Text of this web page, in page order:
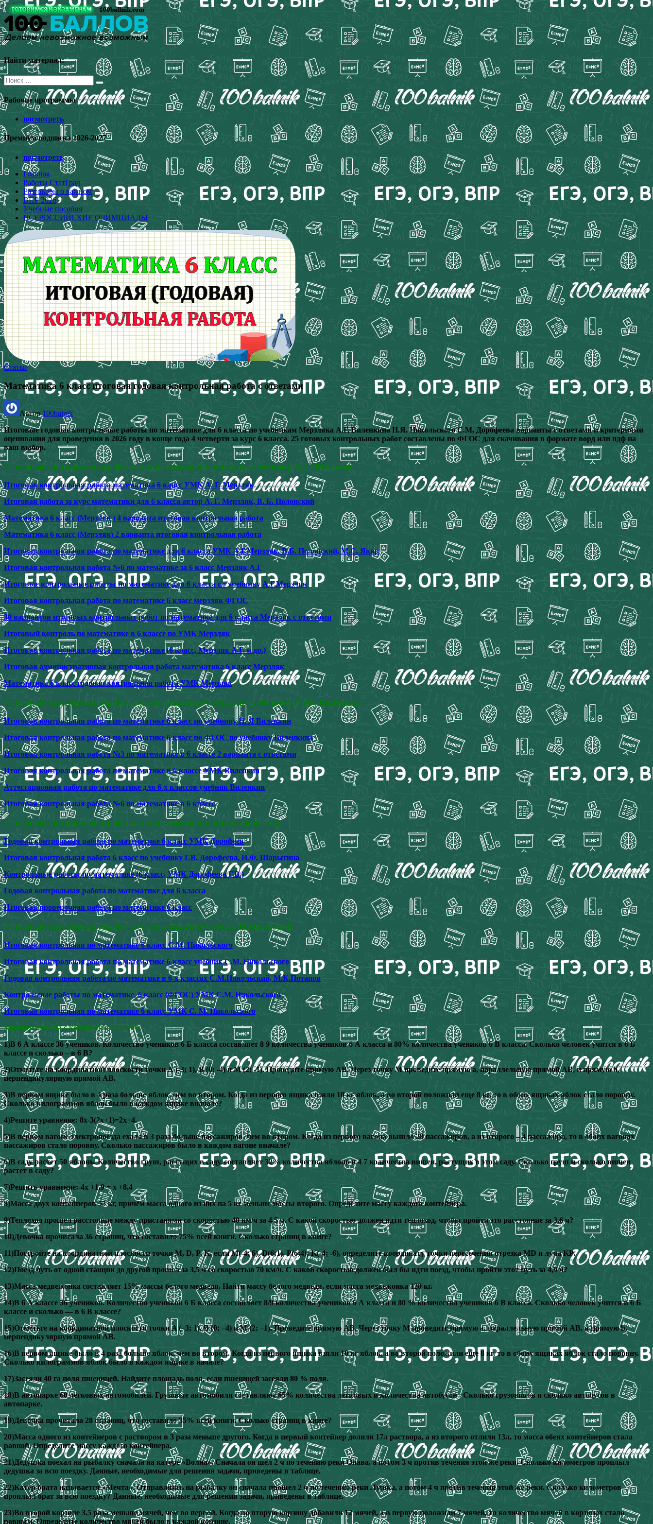
Перейти
к
содержимому
Найти материал:
Поиск
для:
Рабочие программы
посмотреть
Премиум подписка 2026-2027
посмотреть
Главная
Работы СтатГрад
Разговоры о важном
ВПР 2026
Учебные пособия
ВСЕРОССИЙСКИЕ ОЛИМПИАДЫ
Статьи
Математика 6 класс итоговая годовая контрольная работа с ответами
Автор100balnik
Итоговые годовые контрольные работы по математике для 6 класса по учебникам Мерзляка А.Г, Виленкина Н.Я, Никольского С.М, Дорофеева варианты с ответами и критериями
оценивания для проведения в 2026 году в конце года 4 четверти за курс 6 класса. 25 готовых контрольных работ составлены по ФГОС для скачивания в формате ворд или пдф на
ваш выбор.
Итоговые контрольные работы по математике 6 класс по учебнику А. Г. Мерзляк
Итоговая контрольная работа математика 6 класс УМК А. Г. Мерзляк
Итоговая работа за курс математики для 6 класса автор А. Г. Мерзляк, В. Б. Полонский
Математика 6 класс (Мерзляк ) 4 варианта итоговая контрольная работа
Математика 6 класс (Мерзляк) 2 варианта итоговая контрольная работа
Итоговая контрольная работа по математике для 6 класса УМК А.Г.Мерзляк, В.Б. Полонский, М.С. Якир
Итоговая контрольная работа №6 по математике за 6 класс Мерзляк А.Г
Итоговые контрольные работы по математике для 6 класса по учебнику А.Г.Мерзляк
Итоговая контрольная работа по математике 6 класс мерзляк ФГОС
30 вариантов итоговых контрольных работ по математике для 6 класса Мерзляк с ответами
Итоговый контроль по математике в 6 классе по УМК Мерзляк
Итоговая контрольная работа по математике (6 класс, Мерзляк А.Г. и др.)
Итоговая административная контрольная работа математика 6 класс Мерзляк
Математика 6 класс годовая контрольная работа УМК Мерзляк
Итоговые контрольные работы по математике 6 класс по учебнику УМК Виленкин
Итоговая контрольная работа по математике 6 класс по учебнику Н. Я Виленкин
Итоговая контрольная работа по математике 6 класс по ФГОС по учебнику Виленкина
Итоговая контрольная работа №3 по математике в 6 классе 2 варианта с ответами
Итоговая контрольная работа по математике в 6 классе УМК Виленкин
Аттестационная работа по математике для 6-х классов учебник Виленкин
Итоговая контрольная работа №6 по математике в 6 классе
Итоговые контрольные работы по математике 6 класс Дорофеев
Годовая контрольная работа по математике 6 класс УМК Дорофеев
Итоговая контрольная работа 6 класс по учебнику Г.В. Дорофеева, И.Ф. Шарыгина
Контрольные работы по математике (6 класс, УМК Дорофеева Г.В.)
Годовая контрольная работа по математике для 6 класса
Итоговая проверочная работа по математике 6 класс
Итоговые контрольные работы по математике 6 класс Никольский
Итоговая контрольная по математике 6 класс С.М. Никольского
Итоговая контрольная работа по математике 6 класс учебник С.М. Никольского
Годовая контрольная работа по математике в 6-х классах С.М.Никольский, М.К.Потапов
Контрольные работы по математике, 6 класс (ФГОС) УМК С.М. Никольского
Итоговая контрольная по математике 6 класс УМК С. М. Никольского
Задачи и ответы с контрольных работ:
1)В 6 А классе 36 учеников. Количество учеников 6 Б класса составляет 8 9 количества учеников 6 А класса и 80% количества учеников 6 В класса. Сколько человек учится в 6 Б
классе и сколько – в 6 В?
2)Отметьте на координатной плоскости точки А (-3; 1), В (0; -4) и М (2; -1). Проведите прямую АВ. Через точку М проведите прямую а, параллельную прямой АВ, и прямую b,
перпендикулярную прямой АВ.
3)В первом ящике было в 4 раза больше яблок, чем во втором. Когда из первого ящика взяли 10 кг яблок, а во второй положили еще 8 кг, то в обоих ящиках яблок стало поровну.
Сколько килограммов яблок было в каждом ящике вначале?
4)Решите уравнение: 8х-3(2х+1)=2х+4.
5)В первом вагоне электропоезда ехало в 3 раза больше пассажиров, чем во втором. Когда из первого вагона вышло 28 пассажиров, а из второго – 4 пассажира, то в обоих вагонах
пассажиров стало поровну. Сколько пассажиров было в каждом вагоне вначале?
6)В саду растет 50 яблонь. Количество груш, растущих в саду, составляет 32% количества яблонь и 4 7 количества вишен, растущих в этом саду. Сколько груш и сколько вишен
растет в саду?
7)Решить уравнение:-4х +1,9 = х +8,4
8)Масса двух контейнеров 55 кг, причём масса одного из них на 5 кг меньше массы второго. Определите массу каждого контейнера.
9)Теплоход прошел расстояние между пристанями со скоростью 40 км/ч за 4,5 ч. С какой скоростью должен идти теплоход, чтобы пройти это расстояние за 3,6 ч?
10)Девочка прочитала 36 страниц, что составило 75% всей книги. Сколько страниц в книге?
11)Постройте на координатной плоскости точки M, D, P, K, если M(-4; 6), D(6;1), P(6;4); K(-4; -6), определите координату точки пересечения отрезка MD и луча KP.
12)Поезд путь от одной станции до другой прошел за 3,5 ч со скоростью 70 км/ч. С какой скоростью должен был бы идти поезд, чтобы пройти этот путь за 4,9 ч?
13)Масса медвежонка составляет 15% массы белого медведя. Найти массу белого медведя, если масса медвежонка 120 кг.
14)В 6 А классе 36 учеников. Количество учеников 6 Б класса составляет 8/9 количества учеников 6 А класса и 80 % количества учеников 6 В класса. Сколько человек учится в 6 Б
классе и сколько — в 6 В классе?
15)Отметьте на координатной плоскости точки A (–3; 1), B (0; –4) и M (2; –1). Проведите прямую AB. Через точку M проведите прямую а, параллельную прямой AB, и прямую b,
перпендикулярную прямой AB.
16)В первом ящике было в 4 раза больше яблок, чем во втором. Когда из первого ящика взяли 10 кг яблок, а во второй положили еще 8 кг, то в обоих ящиках яблок стало поровну.
Сколько килограммов яблок было в каждом ящике в начале?
17)Засеяли 40 га поля пшеницей. Найдите площадь поля, если пшеницей засеяли 80 % поля.
18)В автопарке 60 легковых автомобилей. Грузовые автомобили составляют 65% количества легковых и количества автобусов . Сколько грузовиков и сколько автобусов в
автопарке.
19)Девочка прочитала 28 страниц, что составило 35% всей книги. Сколько страниц в книге?
20)Масса одного из контейнеров с раствором в 3 раза меньше другого. Когда в первый контейнер долили 17л раствора, а из второго отлили 13л, то масса обеих контейнеров стала
равной. Определите массу каждого контейнера.
21)Дедушка поехал на рыбалку сначала на катере «Волна». Сначала он шел 2 ч по течению реки Опава, а потом 3 ч против течения этой же реки. Сколько километров проплыл
дедушка за всю поездку. Данные, необходимые для решения задачи, приведены в таблице.
22)Катер брата называется «Мечта». Отправляясь на рыбалку он сначала прошел 2 ч по течению реки Лушка, а потом 4 ч против течения этой же реки. Сколько километров
проплыл брат за всю поездку? Данные, необходимые для решения задачи, приведены в таблице.
23)Во второй корзине 3.5 раза меньше мячей, чем во первой. Когда во вторую корзину добавили 12 мячей, а в первую положили 7 мячей, то количество мячей в корзинах стало
равным. Определите количество мячей было в каждой корзине.